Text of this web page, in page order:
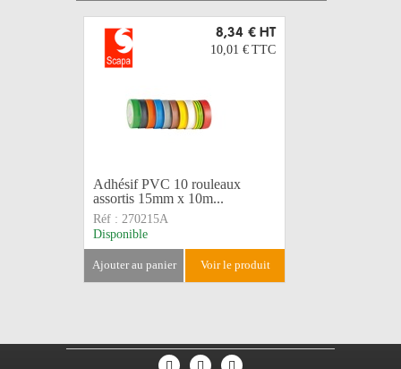
8,34 € HT
10,01 € TTC
Adhésif PVC 10 rouleaux
assortis 15mm x 10m...
Réf : 270215A
Disponible
ajouter au panier voir le produit